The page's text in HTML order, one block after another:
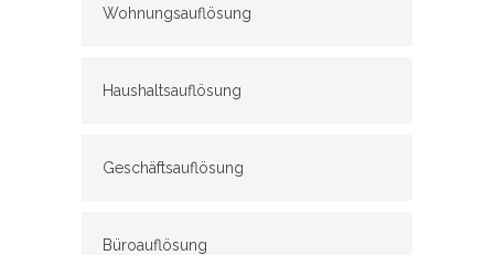
Wohnungsauflösung
Haushaltsauflösung
Geschäftsauflösung
Büroauflösung